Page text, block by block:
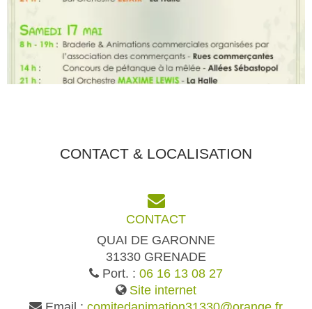
CONTACT & LOCALISATION
CONTACT
QUAI DE GARONNE
31330 GRENADE
Port. : 06 16 13 08 27
Site internet